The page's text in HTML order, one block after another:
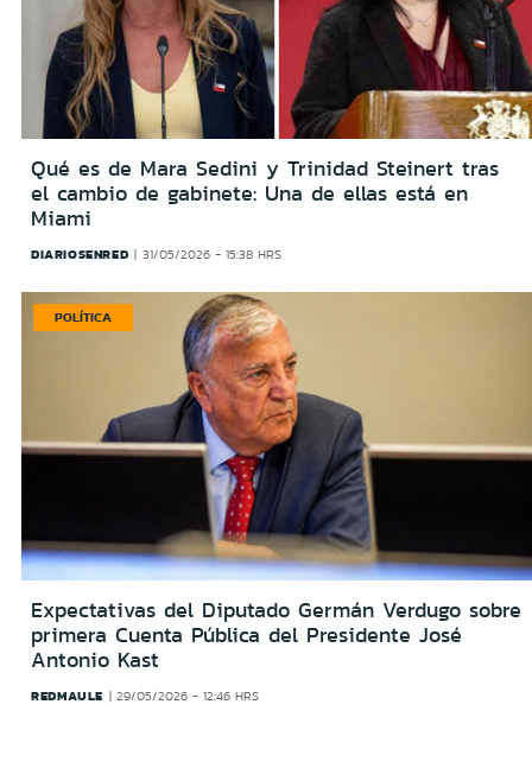
Qué es de Mara Sedini y Trinidad Steinert tras
el cambio de gabinete: Una de ellas está en
Miami
DIARIOSENRED 31/05/2026 - 15:38 HRS
POLÍTICA
Expectativas del Diputado Germán Verdugo sobre
primera Cuenta Pública del Presidente José
Antonio Kast
REDMAULE 29/05/2026 - 12:46 HRS